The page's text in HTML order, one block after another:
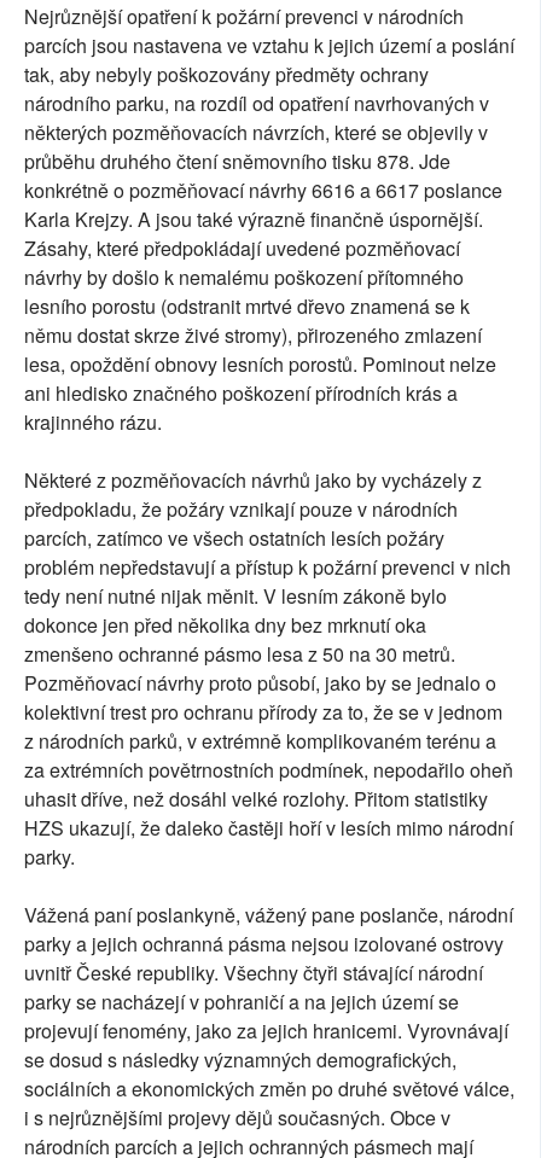
Nejrůznější opatření k požární prevenci v národních
parcích jsou nastavena ve vztahu k jejich území a poslání
tak, aby nebyly poškozovány předměty ochrany
národního parku, na rozdíl od opatření navrhovaných v
některých pozměňovacích návrzích, které se objevily v
průběhu druhého čtení sněmovního tisku 878. Jde
konkrétně o pozměňovací návrhy 6616 a 6617 poslance
Karla Krejzy. A jsou také výrazně finančně úspornější.
Zásahy, které předpokládají uvedené pozměňovací
návrhy by došlo k nemalému poškození přítomného
lesního porostu (odstranit mrtvé dřevo znamená se k
němu dostat skrze živé stromy), přirozeného zmlazení
lesa, opoždění obnovy lesních porostů. Pominout nelze
ani hledisko značného poškození přírodních krás a
krajinného rázu.
Některé z pozměňovacích návrhů jako by vycházely z
předpokladu, že požáry vznikají pouze v národních
parcích, zatímco ve všech ostatních lesích požáry
problém nepředstavují a přístup k požární prevenci v nich
tedy není nutné nijak měnit. V lesním zákoně bylo
dokonce jen před několika dny bez mrknutí oka
zmenšeno ochranné pásmo lesa z 50 na 30 metrů.
Pozměňovací návrhy proto působí, jako by se jednalo o
kolektivní trest pro ochranu přírody za to, že se v jednom
z národních parků, v extrémně komplikovaném terénu a
za extrémních povětrnostních podmínek, nepodařilo oheň
uhasit dříve, než dosáhl velké rozlohy. Přitom statistiky
HZS ukazují, že daleko častěji hoří v lesích mimo národní
parky.
Vážená paní poslankyně, vážený pane poslanče, národní
parky a jejich ochranná pásma nejsou izolované ostrovy
uvnitř České republiky. Všechny čtyři stávající národní
parky se nacházejí v pohraničí a na jejich území se
projevují fenomény, jako za jejich hranicemi. Vyrovnávají
se dosud s následky významných demografických,
sociálních a ekonomických změn po druhé světové válce,
i s nejrůznějšími projevy dějů současných. Obce v
národních parcích a jejich ochranných pásmech mají